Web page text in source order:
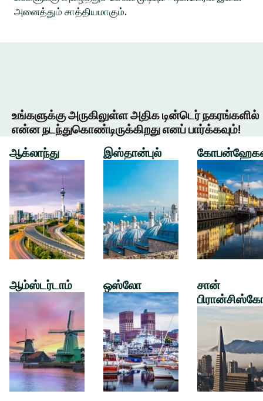
அனைத்தும் சாத்தியமாகும்.
உங்களுக்கு அருகிலுள்ள அதிக டின்டெர் நகரங்களில்
என்ன நடந்துகொண்டிருக்கிறது எனப் பார்க்கவும்!
ஆக்லாந்து
ஆம்ஸ்டர்டாம்
இஸ்தான்புல்
ஒஸ்லோ
சான்